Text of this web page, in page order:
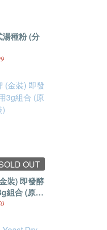
種粉 (分
OUT
裝) 即發酵
組合 (原